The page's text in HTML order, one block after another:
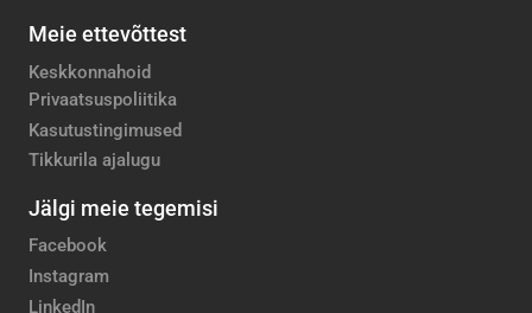
Meie ettevõttest
Keskkonnahoid
Privaatsuspoliitika
Kasutustingimused
Tikkurila ajalugu
Jälgi meie tegemisi
Facebook
Instagram
LinkedIn